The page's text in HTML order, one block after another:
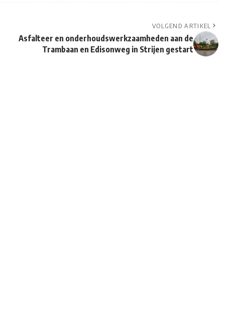
VOLGEND ARTIKEL
Asfalteer en onderhoudswerkzaamheden aan de
Trambaan en Edisonweg in Strijen gestart